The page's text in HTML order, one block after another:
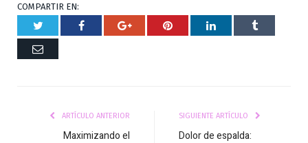
COMPARTIR EN:
Twitter Facebook Google+ Pinterest RespuestaTumblr
Correo
ARTÍCULO ANTERIOR
Maximizando el
SIGUIENTE ARTÍCULO
Dolor de espalda: